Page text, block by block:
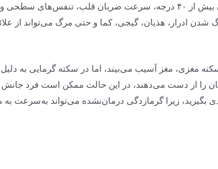
در شرایطی که فرد دچار سکته گرمایی می‌شود، عمدتاً برخی علائم خیلی واضح هستند: «افزایش دمای بدن بیش از ۴۰ درجه، سرعت
ادرار، هذیان، گیجی، کما و حتی مرگ می‌تواند از
مغز آسیب می‌بیند، اما در سکته گرمایی به دلیل
را از دست می‌دهند، در این حالت ممکن است فرد
بگیرید، زیرا گرمازدگی درمان‌نشده می‌تواند به‌سرعت به